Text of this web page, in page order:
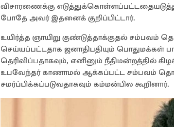
விசாரணைக்கு
போதே அவர் இதனைக் குறிப்பிட்டார்.
உயிர்த்த ஞாயிறு குண்டுத்தாக்குதல் சம்பவம்
செய்யப்பட்டதாக ஜனாதிபதியும் பொதுமக்கள்
தெரிவிப்பதாகவும், எனினும் நீதிமன்றத்தில்
உபவேந்தர் காணாமல் ஆக்கப்பட்ட சம்பவம்
சமர்ப்பிக்கப்படுவதாகவும் கம்மன்பில கூறினார்.